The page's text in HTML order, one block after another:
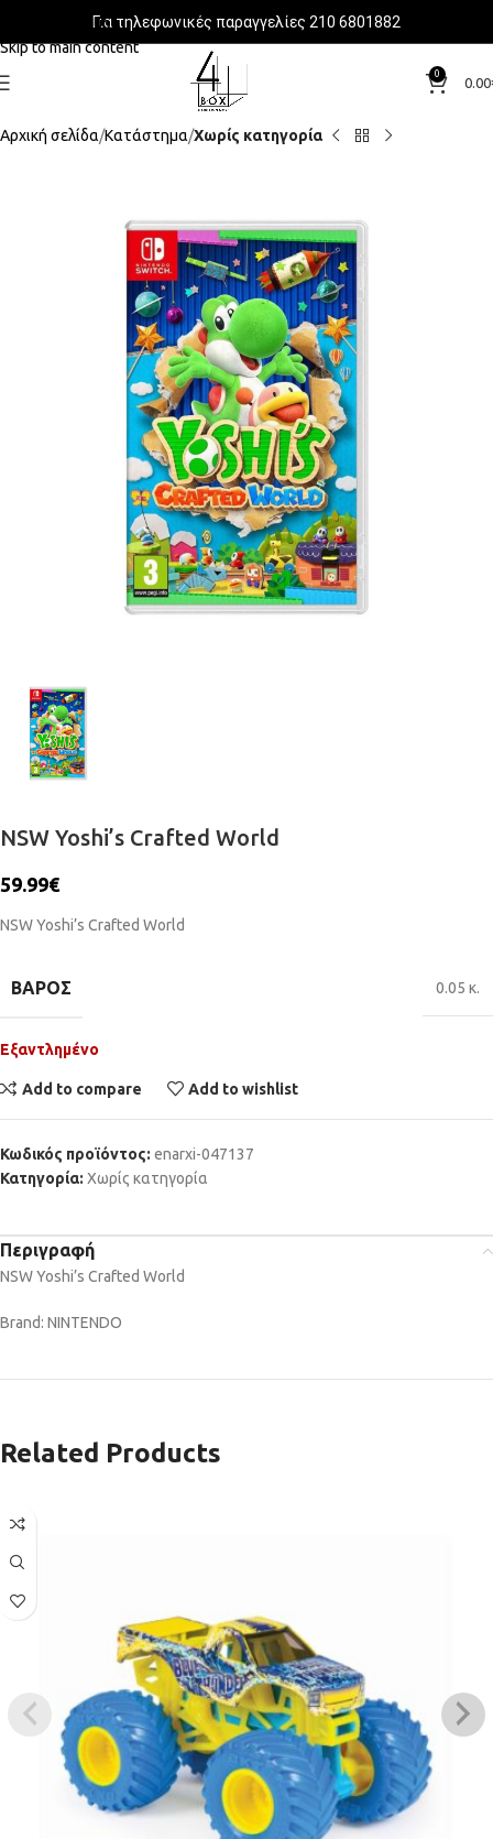
Skip to navigation
Skip to main content
Για τηλεφωνικές παραγγελίες 210 6801882
0
0.00
Αρχική σελίδα Κατάστημα Χωρίς κατηγορία
NSW Yoshi’s Crafted World
59.99€
NSW Yoshi’s Crafted World
ΒΆΡΟΣ 0.05 κ.
Εξαντλημένο
Add to compare Add to wishlist
Κωδικός προϊόντος: enarxi-047137
Κατηγορία: Χωρίς κατηγορία
Περιγραφή
NSW Yoshi’s Crafted World
Brand: NINTENDO
Related Products